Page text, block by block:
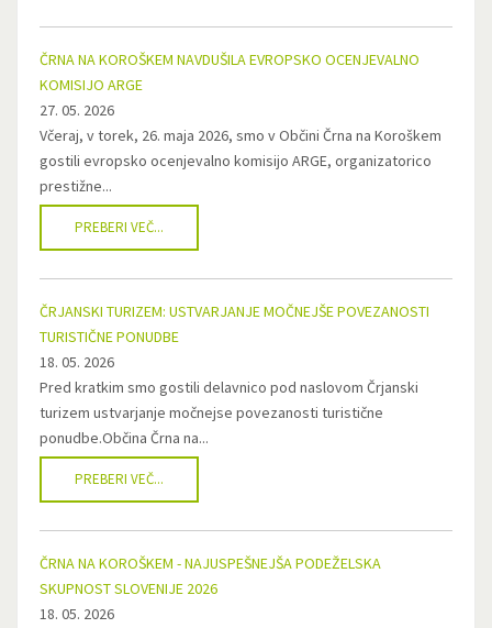
ČRNA NA KOROŠKEM NAVDUŠILA EVROPSKO OCENJEVALNO
KOMISIJO ARGE
27. 05. 2026
Včeraj, v torek, 26. maja 2026, smo v Občini Črna na Koroškem
gostili evropsko ocenjevalno komisijo ARGE, organizatorico
prestižne...
PREBERI VEČ...
ČRJANSKI TURIZEM: USTVARJANJE MOČNEJŠE POVEZANOSTI
TURISTIČNE PONUDBE
18. 05. 2026
Pred kratkim smo gostili delavnico pod naslovom Črjanski
turizem ustvarjanje močnejse povezanosti turistične
ponudbe.Občina Črna na...
PREBERI VEČ...
ČRNA NA KOROŠKEM - NAJUSPEŠNEJŠA PODEŽELSKA
SKUPNOST SLOVENIJE 2026
18. 05. 2026